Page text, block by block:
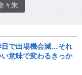
々朱
目で出場機会減…それ
意味で変わるきっか